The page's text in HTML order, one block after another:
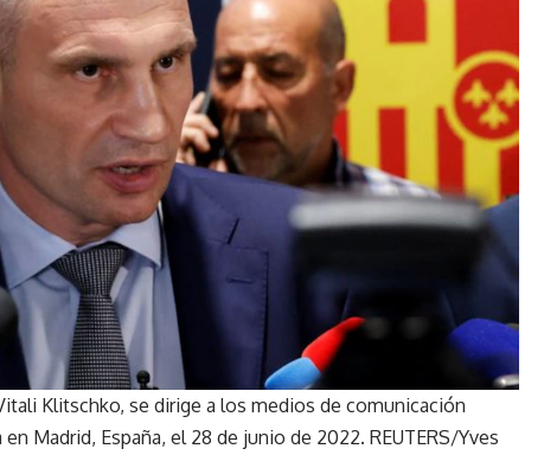
Klitschko, se dirige a los medios de comunicación
Madrid, España, el 28 de junio de 2022. REUTERS/Yves